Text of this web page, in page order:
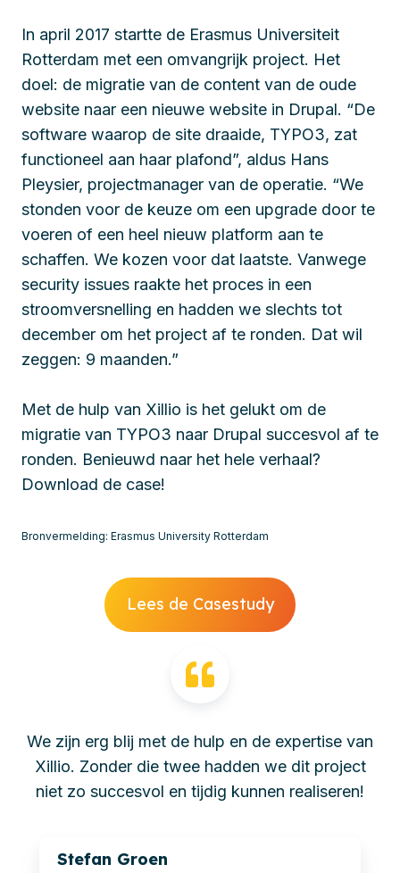
In april 2017 startte de Erasmus Universiteit
Rotterdam met een omvangrijk project. Het
doel: de migratie van de content van de oude
website naar een nieuwe website in Drupal. “De
software waarop de site draaide, TYPO3, zat
functioneel aan haar plafond”, aldus Hans
Pleysier, projectmanager van de operatie. “We
stonden voor de keuze om een upgrade door te
voeren of een heel nieuw platform aan te
schaffen. We kozen voor dat laatste. Vanwege
security issues raakte het proces in een
stroomversnelling en hadden we slechts tot
december om het project af te ronden. Dat wil
zeggen: 9 maanden.”
Met de hulp van Xillio is het gelukt om de
migratie van TYPO3 naar Drupal succesvol af te
ronden. Benieuwd naar het hele verhaal?
Download de case!
Bronvermelding: Erasmus University Rotterdam
Lees de Casestudy
We zijn erg blij met de hulp en de expertise van
Xillio. Zonder die twee hadden we dit project
niet zo succesvol en tijdig kunnen realiseren!
Stefan Groen